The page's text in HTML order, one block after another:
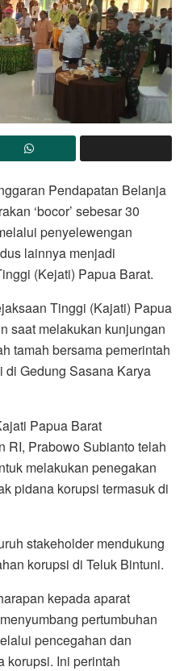
Pendapatan Belanja
‘bocor’ sebesar 30
penyelewengan
lainnya menjadi
(Kejati) Papua Barat.
Tinggi (Kajati) Papua
saat melakukan kunjungan
tamah bersama pemerintah
di Gedung Sasana Karya
Papua Barat
RI, Prabowo Subianto telah
melakukan penegakan
pidana korupsi termasuk di
stakeholder mendukung
korupsi di Teluk Bintuni.
kepada aparat
pertumbuhan
pencegahan dan
korupsi. Ini perintah